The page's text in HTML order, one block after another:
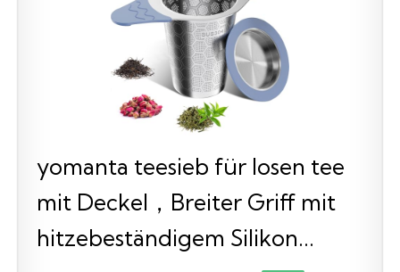
yomanta teesieb für losen tee
mit Deckel，Breiter Griff mit
hitzebeständigem Silikon...